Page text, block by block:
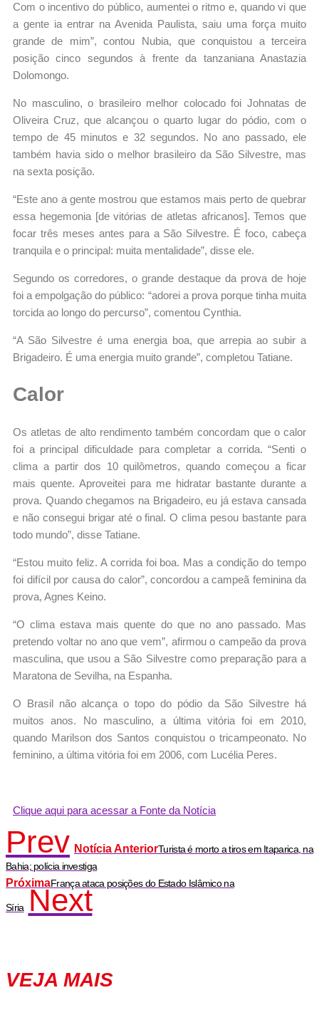
Com o incentivo do público, aumentei o ritmo e, quando vi que
a gente ia entrar na Avenida Paulista, saiu uma força muito
grande de mim”, contou Nubia, que conquistou a terceira
posição cinco segundos à frente da tanzaniana Anastazia
Dolomongo.
No masculino, o brasileiro melhor colocado foi Johnatas de
Oliveira Cruz, que alcançou o quarto lugar do pódio, com o
tempo de 45 minutos e 32 segundos. No ano passado, ele
também havia sido o melhor brasileiro da São Silvestre, mas
na sexta posição.
“Este ano a gente mostrou que estamos mais perto de quebrar
essa hegemonia [de vitórias de atletas africanos]. Temos que
focar três meses antes para a São Silvestre. É foco, cabeça
tranquila e o principal: muita mentalidade”, disse ele.
Segundo os corredores, o grande destaque da prova de hoje
foi a empolgação do público: “adorei a prova porque tinha muita
torcida ao longo do percurso”, comentou Cynthia.
“A São Silvestre é uma energia boa, que arrepia ao subir a
Brigadeiro. É uma energia muito grande”, completou Tatiane.
Calor
Os atletas de alto rendimento também concordam que o calor
foi a principal dificuldade para completar a corrida. “Senti o
clima a partir dos 10 quilômetros, quando começou a ficar
mais quente. Aproveitei para me hidratar bastante durante a
prova. Quando chegamos na Brigadeiro, eu já estava cansada
e não consegui brigar até o final. O clima pesou bastante para
todo mundo”, disse Tatiane.
“Estou muito feliz. A corrida foi boa. Mas a condição do tempo
foi difícil por causa do calor”, concordou a campeã feminina da
prova, Agnes Keino.
“O clima estava mais quente do que no ano passado. Mas
pretendo voltar no ano que vem”, afirmou o campeão da prova
masculina, que usou a São Silvestre como preparação para a
Maratona de Sevilha, na Espanha.
O Brasil não alcança o topo do pódio da São Silvestre há
muitos anos. No masculino, a última vitória foi em 2010,
quando Marilson dos Santos conquistou o tricampeonato. No
feminino, a última vitória foi em 2006, com Lucélia Peres.
Clique aqui para acessar a Fonte da Notícia
Prev Notícia AnteriorTurista é morto a tiros em Itaparica, na
Bahia; polícia investiga
PróximaFrança ataca posições do Estado Islâmico na
Síria Next
VEJA MAIS